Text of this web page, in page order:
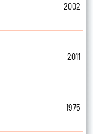
2002
2011
1975